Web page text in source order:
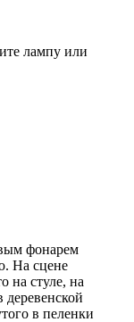
лампу или
фонарем
На сцене
на стуле, на
в пеленки